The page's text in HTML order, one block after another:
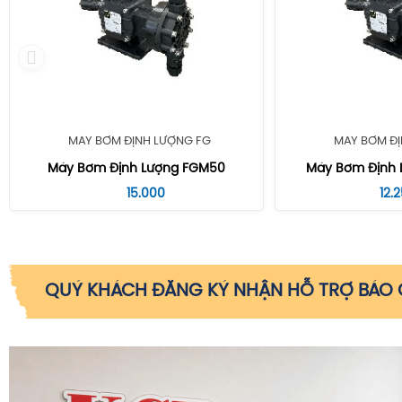
MÁY BƠM ĐỊNH LƯỢNG FG
Máy Bơm Định Lượng FGM50
15.000
MÁY BƠM
Máy Bơm Định
QUÝ KHÁCH ĐĂNG KÝ NHẬN HỖ TRỢ BÁO